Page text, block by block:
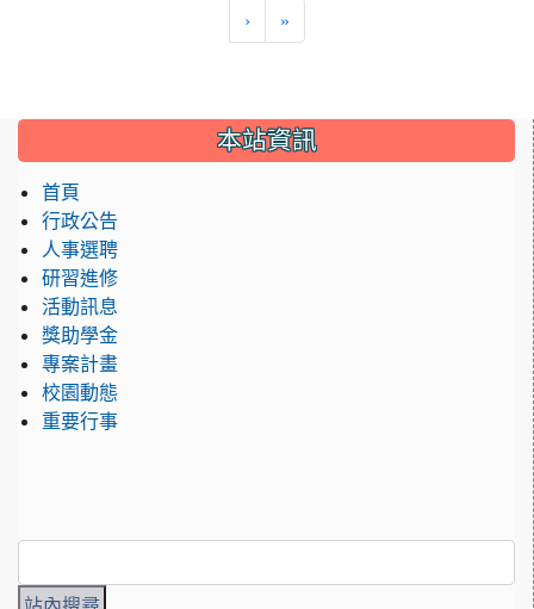
› »
::: 本站資訊
首頁
行政公告
人事選聘
研習進修
活動訊息
獎助學金
專案計畫
校園動態
重要行事